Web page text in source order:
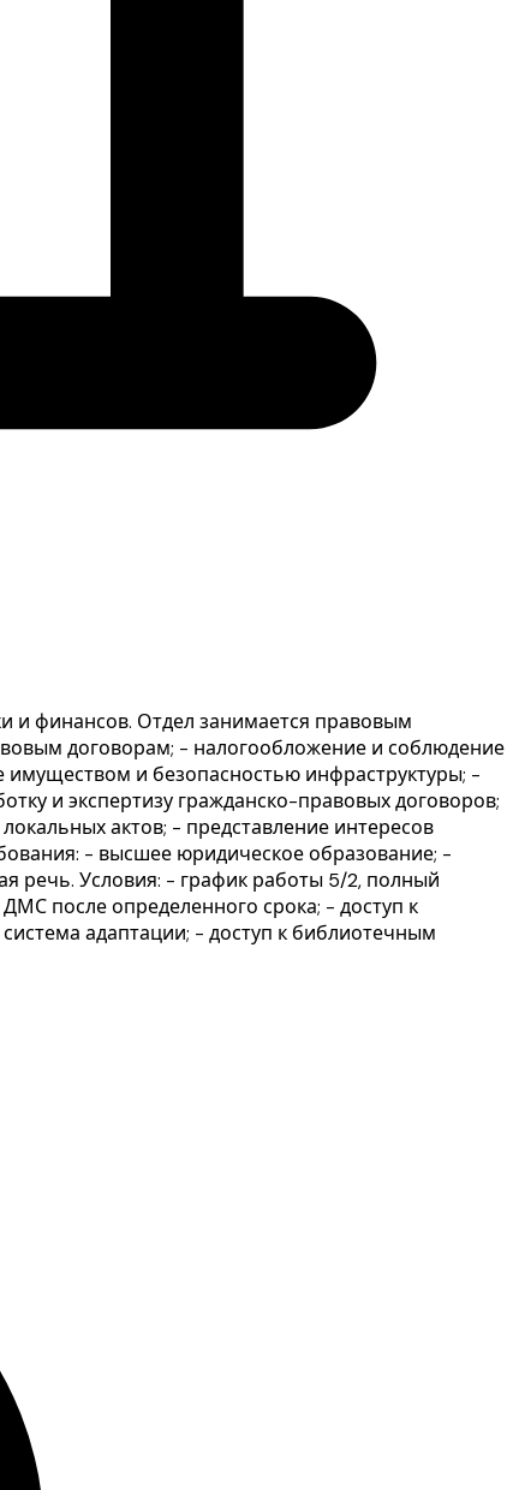
и финансов. Отдел занимается правовым
договорам; - налогообложение и соблюдение
имуществом и безопасностью инфраструктуры; -
и экспертизу гражданско-правовых договоров;
актов; - представление интересов
- высшее юридическое образование; -
речь. Условия: - график работы 5/2, полный
после определенного срока; - доступ к
адаптации; - доступ к библиотечным